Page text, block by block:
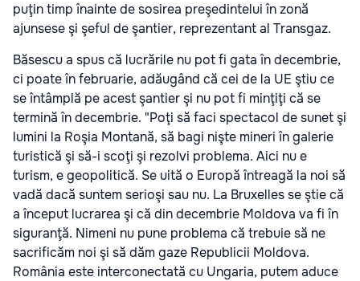
puţin timp înainte de sosirea preşedintelui în zonă
ajunsese şi şeful de şantier, reprezentant al Transgaz.
Băsescu a spus că lucrările nu pot fi gata în decembrie,
ci poate în februarie, adăugând că cei de la UE ştiu ce
se întâmplă pe acest şantier şi nu pot fi minţiţi că se
termină în decembrie. "Poţi să faci spectacol de sunet şi
lumini la Roşia Montană, să bagi nişte mineri în galerie
turistică şi să-i scoţi şi rezolvi problema. Aici nu e
turism, e geopolitică. Se uită o Europă întreagă la noi să
vadă dacă suntem serioşi sau nu. La Bruxelles se ştie că
a început lucrarea şi că din decembrie Moldova va fi în
siguranţă. Nimeni nu pune problema că trebuie să ne
sacrificăm noi şi să dăm gaze Republicii Moldova.
România este interconectată cu Ungaria, putem aduce